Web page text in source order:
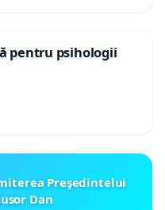
pentru psihologii
Preşedintelui
Dan